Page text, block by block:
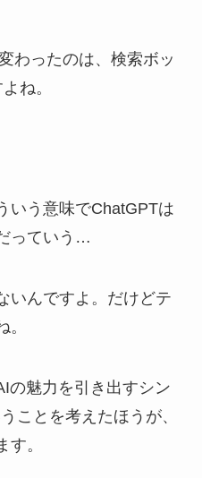
わったのは、検索ボッ
ね。
う意味でChatGPTは
っていう…
んですよ。だけどテ
魅力を引き出すシン
ことを考えたほうが、
。